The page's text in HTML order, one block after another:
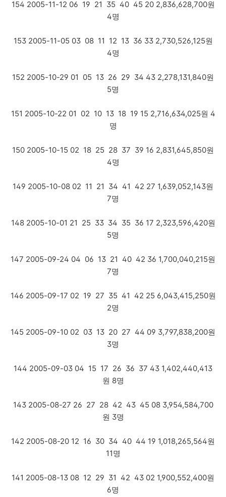
154 2005-11-12 06 19 21 35 40 45 20 2,836,628,700원
4명
153 2005-11-05 03 08 11 12 13 36 33 2,730,526,125원
4명
152 2005-10-29 01 05 13 26 29 34 43 2,278,131,840원
5명
151 2005-10-22 01 02 10 13 18 19 15 2,716,634,025원 4
명
150 2005-10-15 02 18 25 28 37 39 16 2,831,645,850원
4명
149 2005-10-08 02 11 21 34 41 42 27 1,639,052,143원
7명
148 2005-10-01 21 25 33 34 35 36 17 2,323,596,420원
5명
147 2005-09-24 04 06 13 21 40 42 36 1,700,040,215원
7명
146 2005-09-17 02 19 27 35 41 42 25 6,043,415,250원
2명
145 2005-09-10 02 03 13 20 27 44 09 3,797,838,200원
3명
144 2005-09-03 04 15 17 26 36 37 43 1,402,440,413
원 8명
143 2005-08-27 26 27 28 42 43 45 08 3,954,584,700
원 3명
142 2005-08-20 12 16 30 34 40 44 19 1,018,265,564원
11명
141 2005-08-13 08 12 29 31 42 43 02 1,900,552,400원
6명